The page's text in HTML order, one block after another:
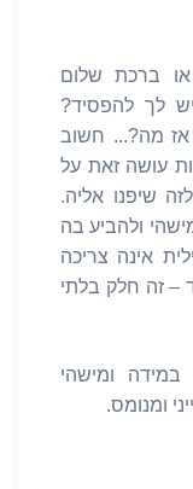
ברכת שלום
לך להפסיד?
אז מה?... חשוב
עושה זאת על
שיפנו אליה.
ולהביע בה
אינה צריכה
– זה חלק בלתי
ומישהי
ומנומס.